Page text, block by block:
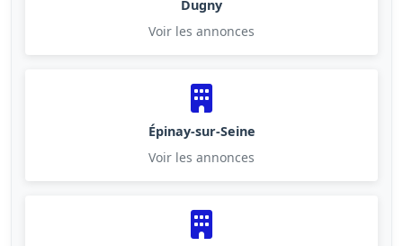
Dugny
Voir les annonces
Épinay-sur-Seine
Voir les annonces